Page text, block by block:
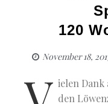
120
November 18,
ielen Dank
den